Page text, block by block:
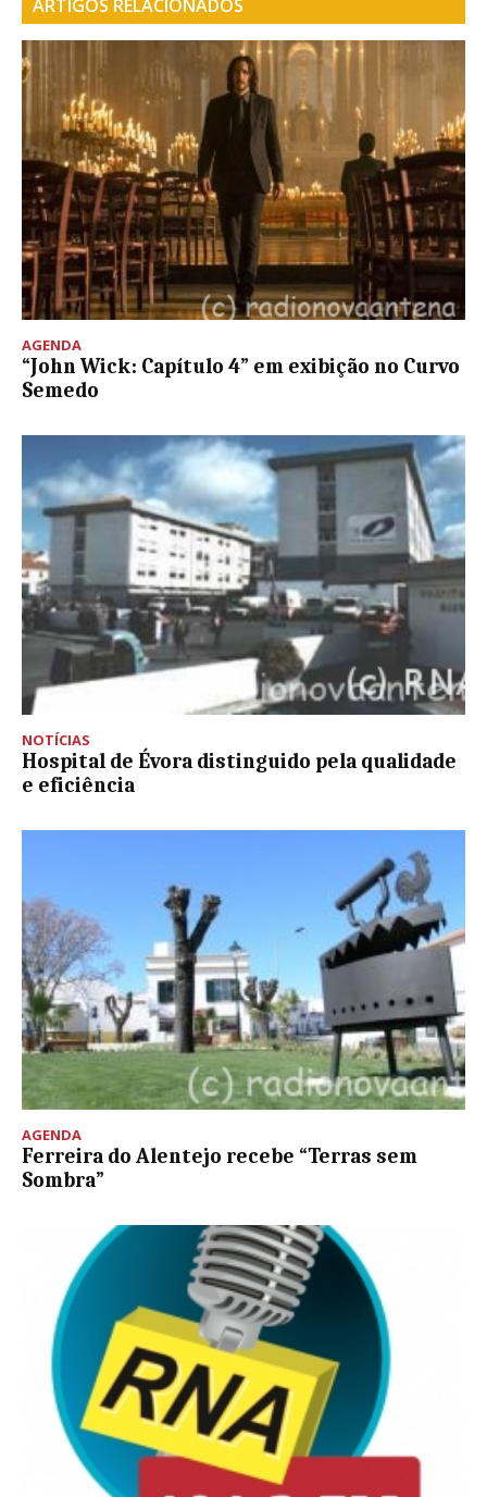
ARTIGOS RELACIONADOS
AGENDA
“John Wick: Capítulo 4” em exibição no Curvo
Semedo
NOTÍCIAS
Hospital de Évora distinguido pela qualidade
e eficiência
AGENDA
Ferreira do Alentejo recebe “Terras sem
Sombra”